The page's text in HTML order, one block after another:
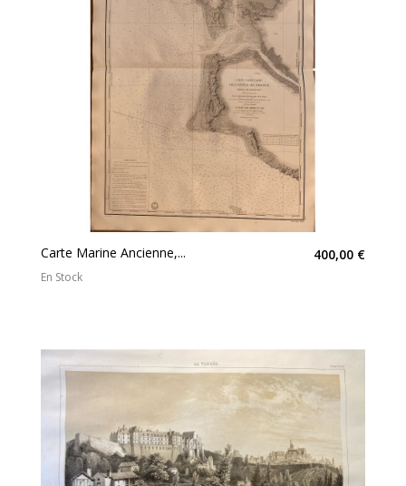
Carte Marine Ancienne,... 400,00 €
En Stock